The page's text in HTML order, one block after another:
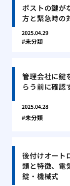
ポストの鍵が
方と緊急時の
2025.04.29
未分類
管理会社に鍵
らう前に確認
2025.04.28
未分類
後付けオート
類と特徴、電
錠・機械式